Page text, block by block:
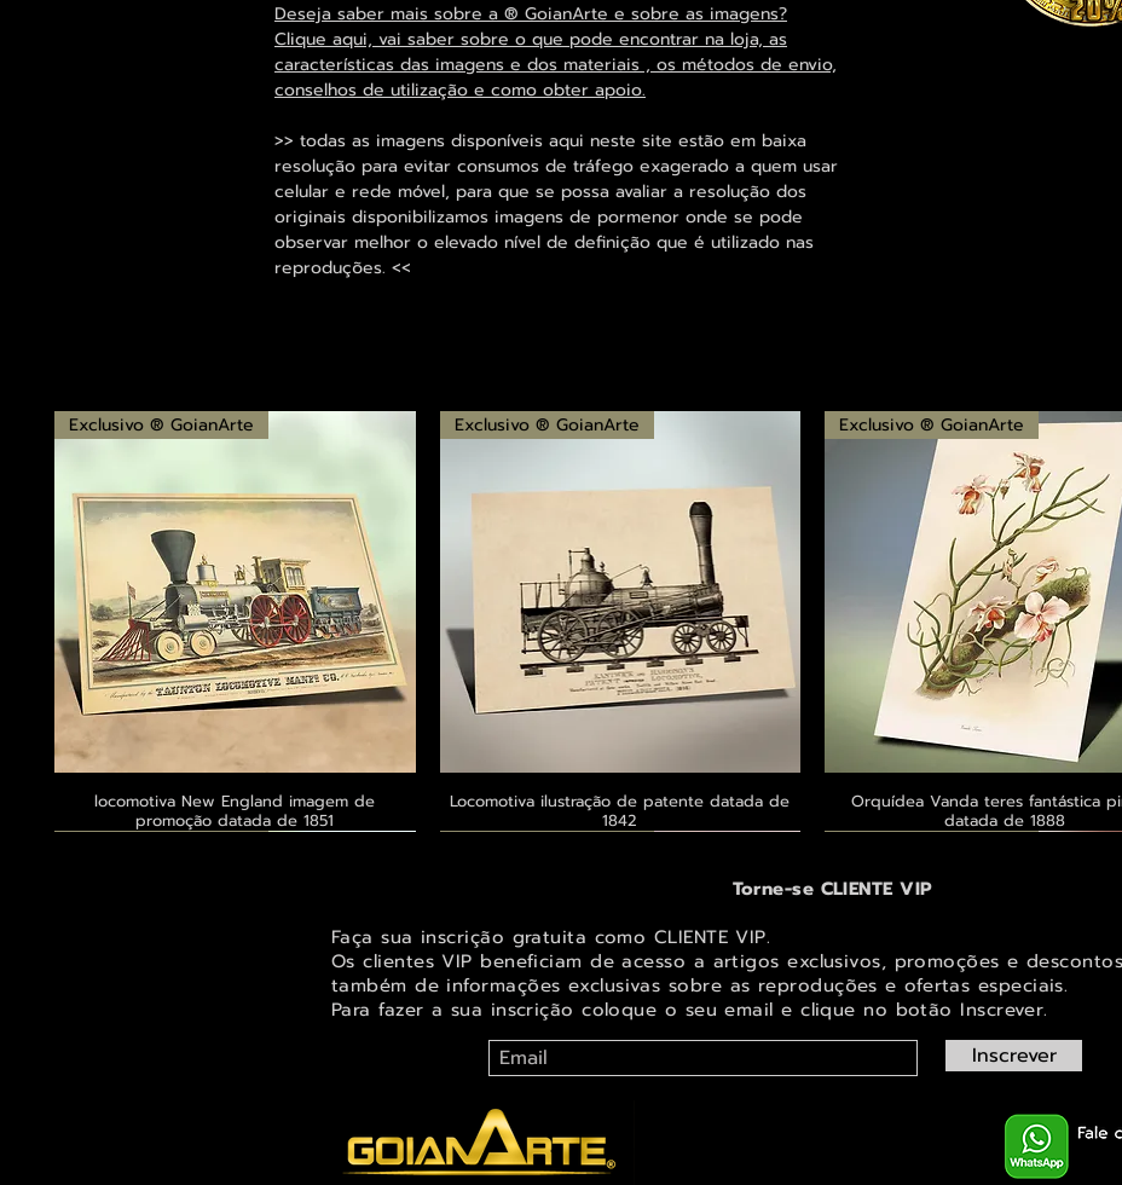
Deseja saber mais sobre a ® GoianArte e sobre as imagens?
Clique aqui, vai saber sobre o que pode encontrar na loja, as
características das imagens e dos materiais , os métodos de envio,
conselhos de utilização e como obter apoio.
>> todas as imagens disponíveis aqui neste site estão em baixa
resolução para evitar consumos de tráfego exagerado a quem usar
celular e rede móvel, para que se possa avaliar a resolução dos
originais disponibilizamos imagens de pormenor onde se pode
observar melhor o elevado nível de definição que é utilizado nas
reproduções. <<
Visualização rápida
Exclusivo ® GoianArte
locomotiva New England imagem de
promoção datada de 1851
Visualização rápida
Exclusivo ® GoianArte
Locomotiva ilustração de patente datada de
1842
Visualização rápida
Exclusivo ® GoianArte
Orquídea Vanda teres fantástica
datada de 1888
Torne-se CLIENTE VIP
Faça sua inscrição gratuita como CLIENTE VIP.
Os clientes VIP beneficiam de acesso a artigos exclusivos, promoções e
também de informações exclusivas sobre as reproduções e ofertas especiais.
Para fazer a sua inscrição coloque o seu email e clique no botão Inscrever.
Inscrever